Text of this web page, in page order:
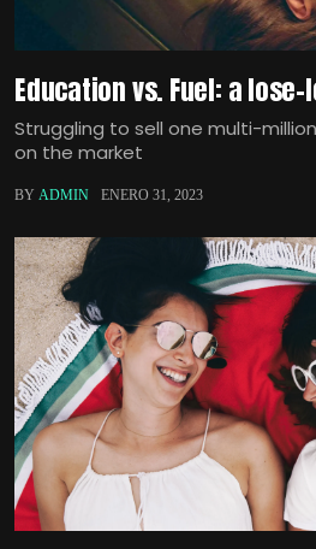
Education vs. Fuel: a
Struggling to sell one multi-
on the market
BY ADMIN ENERO 31, 2023